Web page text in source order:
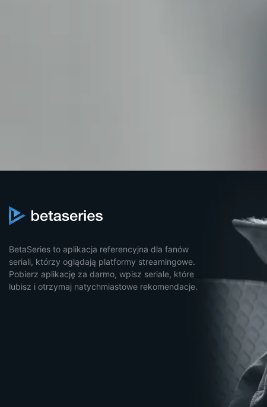
BetaSeries to aplikacja referencyjna dla fanów
seriali, którzy oglądają platformy streamingowe.
Pobierz aplikację za darmo, wpisz seriale, które
lubisz i otrzymaj natychmiastowe rekomendacje.